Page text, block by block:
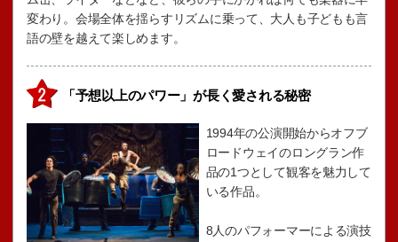
変わり。会場全体を揺らすリズムに乗って、大人も子どもも言
語の壁を越えて楽しめます。
「予想以上のパワー」が長く愛される秘密
1994年の公演開始からオフブ
ロードウェイのロングラン作
品の1つとして観客を魅力して
いる作品。
8人のパフォーマーによる演技